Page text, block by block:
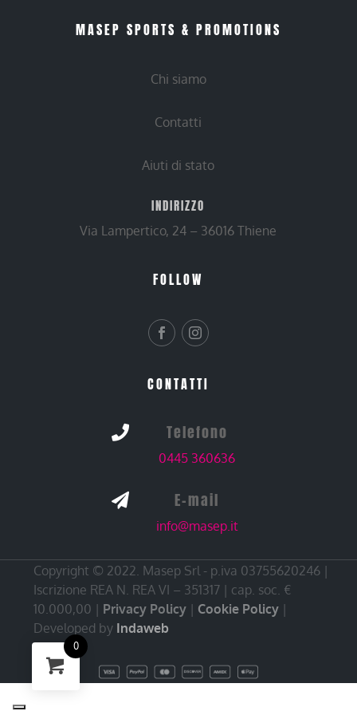
MASEP SPORTS & PROMOTIONS
Chi siamo
Contatti
Aiuti di stato
INDIRIZZO
Via Lampertico, 24 – 36016 Thiene
FOLLOW
CONTATTI
 Telefono
0445 360636
 E-mail
info@masep.it
Copyright © 2022. Masep Srl - p.iva 03755620246 |
Iscrizione REA N. REA VI – 351317 | cap. soc. €
10.000,00 | Privacy Policy | Cookie Policy |
Developed by Indaweb
0